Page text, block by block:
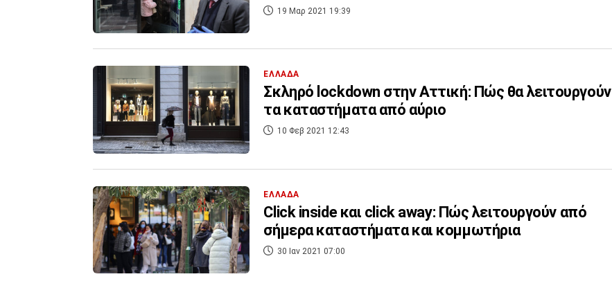
19 Μαρ 2021 19:39
ΕΛΛΑΔΑ
Σκληρό lockdown στην Αττική: Πώς θα λειτουργούν
τα καταστήματα από αύριο
10 Φεβ 2021 12:43
ΕΛΛΑΔΑ
Click inside και click away: Πώς λειτουργούν από
σήμερα καταστήματα και κομμωτήρια
30 Ιαν 2021 07:00